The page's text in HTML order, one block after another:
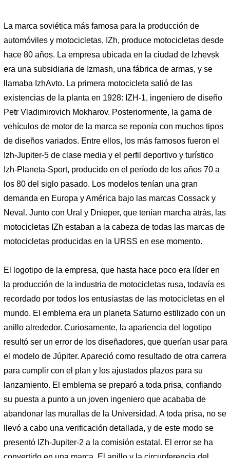
La marca soviética más famosa para la producción de
automóviles y motocicletas, IZh, produce motocicletas desde
hace 80 años. La empresa ubicada en la ciudad de Izhevsk
era una subsidiaria de Izmash, una fábrica de armas, y se
llamaba IzhAvto. La primera motocicleta salió de las
existencias de la planta en 1928: IZH-1, ingeniero de diseño
Petr Vladimirovich Mokharov. Posteriormente, la gama de
vehículos de motor de la marca se reponía con muchos tipos
de diseños variados. Entre ellos, los más famosos fueron el
Izh-Jupiter-5 de clase media y el perfil deportivo y turístico
Izh-Planeta-Sport, producido en el período de los años 70 a
los 80 del siglo pasado. Los modelos tenían una gran
demanda en Europa y América bajo las marcas Cossack y
Neval. Junto con Ural y Dnieper, que tenían marcha atrás, las
motocicletas IZh estaban a la cabeza de todas las marcas de
motocicletas producidas en la URSS en ese momento.
El logotipo de la empresa, que hasta hace poco era líder en
la producción de la industria de motocicletas rusa, todavía es
recordado por todos los entusiastas de las motocicletas en el
mundo. El emblema era un planeta Saturno estilizado con un
anillo alrededor. Curiosamente, la apariencia del logotipo
resultó ser un error de los diseñadores, que querían usar para
el modelo de Júpiter. Apareció como resultado de otra carrera
para cumplir con el plan y los ajustados plazos para su
lanzamiento. El emblema se preparó a toda prisa, confiando
su puesta a punto a un joven ingeniero que acababa de
abandonar las murallas de la Universidad. A toda prisa, no se
llevó a cabo una verificación detallada, y de este modo se
presentó IZh-Jupiter-2 a la comisión estatal. El error se ha